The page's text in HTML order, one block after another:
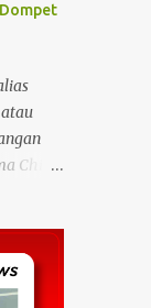
China